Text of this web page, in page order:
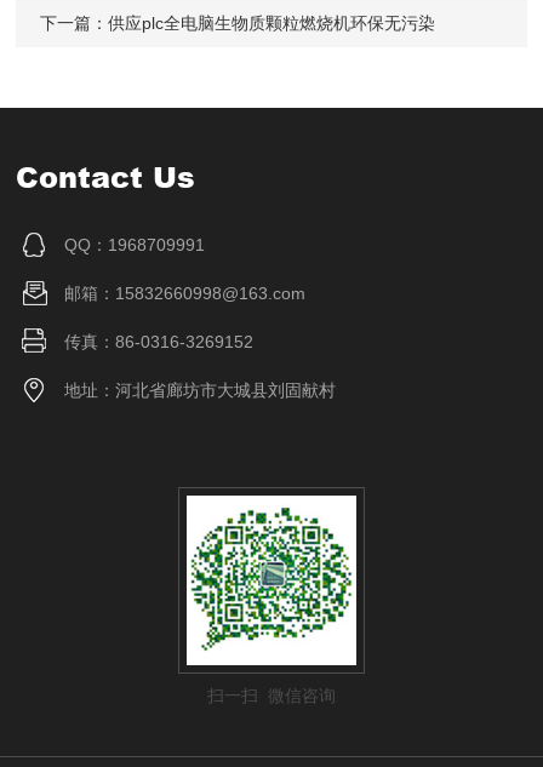
下一篇：供应plc全电脑生物质颗粒燃烧机环保无污染
Contact Us
QQ：1968709991
邮箱：15832660998@163.com
传真：86-0316-3269152
地址：河北省廊坊市大城县刘固献村
扫一扫 微信咨询